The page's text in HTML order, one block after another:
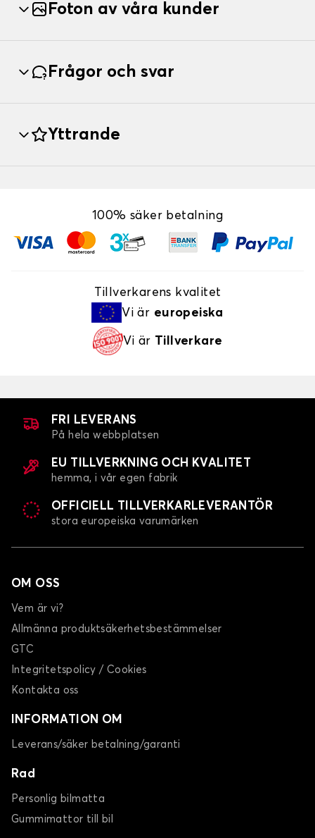
Foton av våra kunder
Frågor och svar
Yttrande
100% säker betalning
Tillverkarens kvalitet
Vi är europeiska
Vi är Tillverkare
FRI LEVERANS
På hela webbplatsen
EU TILLVERKNING OCH KVALITET
hemma, i vår egen fabrik
OFFICIELL TILLVERKARLEVERANTÖR
stora europeiska varumärken
OM OSS
Vem är vi?
Allmänna produktsäkerhetsbestämmelser
GTC
Integritetspolicy / Cookies
Kontakta oss
INFORMATION OM
Leverans/säker betalning/garanti
Rad
Personlig bilmatta
Gummimattor till bil